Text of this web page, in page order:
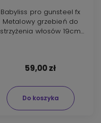
Babyliss pro gunsteel fx
Metalowy grzebień do
strzyżenia włosów 19cm
59,00 zł
Do koszyka